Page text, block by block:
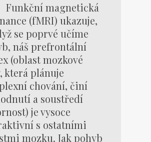
Funkční magnetická
(fMRI) ukazuje,
se poprvé učíme
náš prefrontální
(oblast mozkové
která plánuje
chování, činí
a soustředí
je vysoce
s ostatními
mozku. Jak pohyb